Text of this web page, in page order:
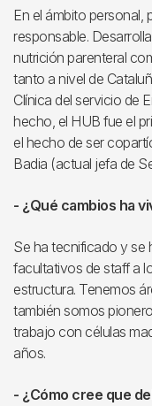
En el ámbito personal,
responsable.
nutrición parenteral
tanto a nivel de
Clínica del servicio de
hecho, el HUB fue el
el hecho de ser
Badia (actual jefa de
- ¿Qué cambios ha
Se ha tecnificado y se
facultativos de staff a
estructura. Tenemos
también somos
trabajo con células
años.
- ¿Cómo cree que